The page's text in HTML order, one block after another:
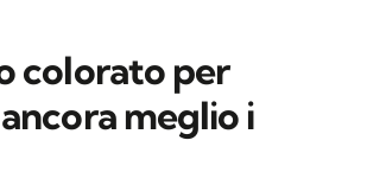
colorato per
meglio i